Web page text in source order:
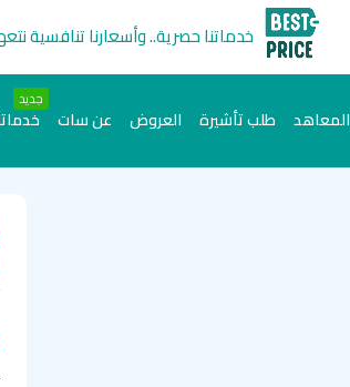
خدماتنا حصرية.. وأسعارنا تنافسية
المعاهد طلب تأشيرة العروض عن سات
جديد